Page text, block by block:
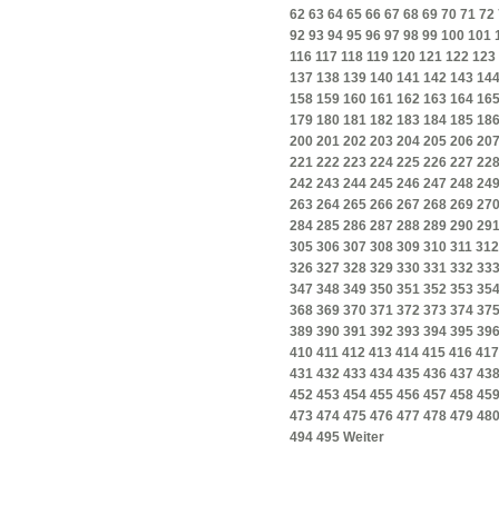
62 63 64 65 66 67 68 69 70 71 72
92 93 94 95 96 97 98 99 100 101
116 117 118 119 120 121 122 123
137 138 139 140 141 142 143 144
158 159 160 161 162 163 164 165
179 180 181 182 183 184 185 186
200 201 202 203 204 205 206 207
221 222 223 224 225 226 227 228
242 243 244 245 246 247 248 249
263 264 265 266 267 268 269 270
284 285 286 287 288 289 290 291
305 306 307 308 309 310 311 312
326 327 328 329 330 331 332 333
347 348 349 350 351 352 353 354
368 369 370 371 372 373 374 375
389 390 391 392 393 394 395 396
410 411 412 413 414 415 416 417
431 432 433 434 435 436 437 438
452 453 454 455 456 457 458 459
473 474 475 476 477 478 479 480
494 495 Weiter